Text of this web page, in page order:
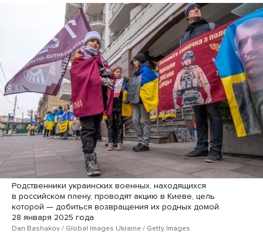
Родственники украинских военных, находящихся
в российском плену, проводят акцию в Киеве, цель
которой — добиться возвращения их родных домой.
28 января 2025 года
Dan Bashakov / Global Images Ukraine / Getty Images